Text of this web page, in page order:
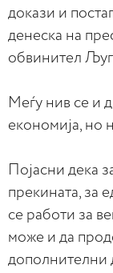
докази и
денеска на
обвинител
Меѓу нив се и
економија, но
Појасни дека
прекината, за
се работи за
може и да
дополнителни